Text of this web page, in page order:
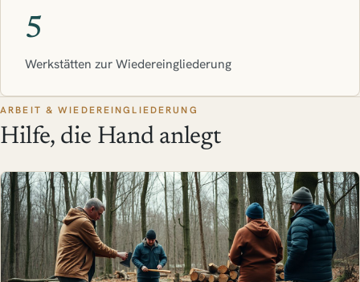
5
Werkstätten zur Wiedereingliederung
ARBEIT & WIEDEREINGLIEDERUNG
Hilfe, die Hand anlegt